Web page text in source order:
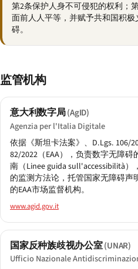
第2条保护人身不可侵犯的权利；
面前人人平等，并赋予共和国积
碍。
监管机构
意大利数字局(AgID)
Agenzia per l'Italia Digitale
依据《斯坦卡法案》、D.Lgs. 106/
82/2022（EAA），负责数字无障
南（Linee guida sull'accessibilità
的监测方法论，托管国家无障碍声
的EAA市场监督机构。
www.agid.gov.it
国家反种族歧视办公室(UNAR)
Ufficio Nazionale